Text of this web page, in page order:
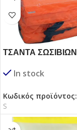
ΤΣΑΝΤΑ ΣΩΣΙΒΙΩΝ
In stock
Κωδικός προϊόντος:
S